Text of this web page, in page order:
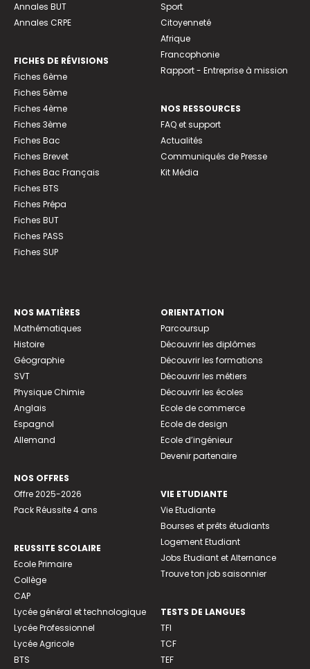
Annales BUT
Annales CRPE
FICHES DE RÉVISIONS
Fiches 6ème
Fiches 5ème
Fiches 4ème
Fiches 3ème
Fiches Bac
Fiches Brevet
Fiches Bac Français
Fiches BTS
Fiches Prépa
Fiches BUT
Fiches PASS
Fiches SUP
Sport
Citoyenneté
Afrique
Francophonie
Rapport - Entreprise à mission
NOS RESSOURCES
FAQ et support
Actualités
Communiqués de Presse
Kit Média
NOS MATIÈRES
Mathématiques
Histoire
Géographie
SVT
Physique Chimie
Anglais
Espagnol
Allemand
NOS OFFRES
Offre 2025-2026
Pack Réussite 4 ans
REUSSITE SCOLAIRE
Ecole Primaire
Collège
CAP
Lycée général et technologique
Lycée Professionnel
Lycée Agricole
BTS
ORIENTATION
Parcoursup
Découvrir les diplômes
Découvrir les formations
Découvrir les métiers
Découvrir les écoles
Ecole de commerce
Ecole de design
Ecole d’ingénieur
Devenir partenaire
VIE ETUDIANTE
Vie Etudiante
Bourses et prêts étudiants
Logement Etudiant
Jobs Etudiant et Alternance
Trouve ton job saisonnier
TESTS DE LANGUES
TFI
TCF
TEF